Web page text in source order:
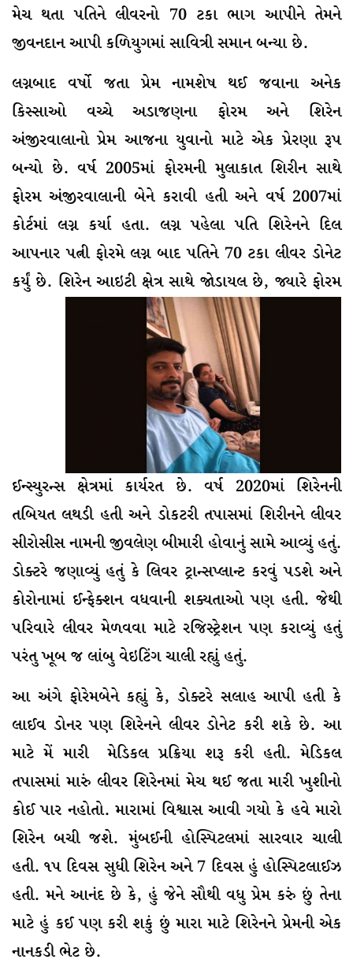
મેચ થતા પતિને લીવરનો 70 ટકા ભાગ આપીને તેમને
જીવનદાન આપી કળિયુગમાં સાવિત્રી સમાન બન્યા છે.
લગ્નબાદ વર્ષો જતા પ્રેમ નામશેષ થઈ જવાના અનેક
કિસ્સાઓ વચ્ચે અડાજણના ફોરમ અને શિરેન
અંજીરવાલાનો પ્રેમ આજના યુવાનો માટે એક પ્રેરણા રૂપ
બન્યો છે. વર્ષ 2005માં ફોરમની મુલાકાત શિરીન સાથે
ફોરમ અંજીરવાલાની બેને કરાવી હતી અને વર્ષ 2007માં
કોર્ટમાં લગ્ન કર્યા હતા. લગ્ન પહેલા પતિ શિરેનને દિલ
આપનાર પત્ની ફોરમે લગ્ન બાદ પતિને 70 ટકા લીવર ડોનેટ
કર્યું છે. શિરેન આઇટી ક્ષેત્ર સાથે જોડાયલ છે, જ્યારે ફોરમ
ઈન્સ્યુરન્સ ક્ષેત્રમાં કાર્યરત છે. વર્ષ 2020માં શિરેનની
તબિયત લથડી હતી અને ડોકટરી તપાસમાં શિરીનને લીવર
સીરોસીસ નામની જીવલેણ બીમારી હોવાનું સામે આવ્યું હતું.
ડોક્ટરે જણાવ્યું હતું કે લિવર ટ્રાન્સપ્લાન્ટ કરવું પડશે અને
કોરોનામાં ઈન્ફેક્શન વધવાની શક્યતાઓ પણ હતી. જેથી
પરિવારે લીવર મેળવવા માટે રજિસ્ટ્રેશન પણ કરાવ્યું હતું
પરંતુ ખૂબ જ લાંબુ વેઇટિંગ ચાલી રહ્યું હતું.
આ અંગે ફોરેમબેને કહ્યું કે, ડોક્ટરે સલાહ આપી હતી કે
લાઈવ ડોનર પણ શિરેનને લીવર ડોનેટ કરી શકે છે. આ
માટે મેં મારી મેડિકલ પ્રક્રિયા શરૂ કરી હતી. મેડિકલ
તપાસમાં મારું લીવર શિરેનમાં મેચ થઈ જતા મારી ખુશીનો
કોઈ પાર નહોતો. મારામાં વિશ્વાસ આવી ગયો કે હવે મારો
શિરેન બચી જશે. મુંબઈની હોસ્પિટલમાં સારવાર ચાલી
હતી. ૧૫ દિવસ સુધી શિરેન અને 7 દિવસ હું હોસ્પિટલાઈઝ
હતી. મને આનંદ છે કે, હું જેને સૌથી વધુ પ્રેમ કરું છું તેના
માટે હું કઈ પણ કરી શકું છું મારા માટે શિરેનને પ્રેમની એક
નાનકડી ભેટ છે.